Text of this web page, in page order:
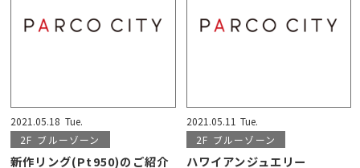
2021.05.18 Tue.
2F ブルーゾーン
新作リング(Pt950)のご紹介
2021.05.11 Tue.
2F ブルーゾーン
ハワイアンジュエリー